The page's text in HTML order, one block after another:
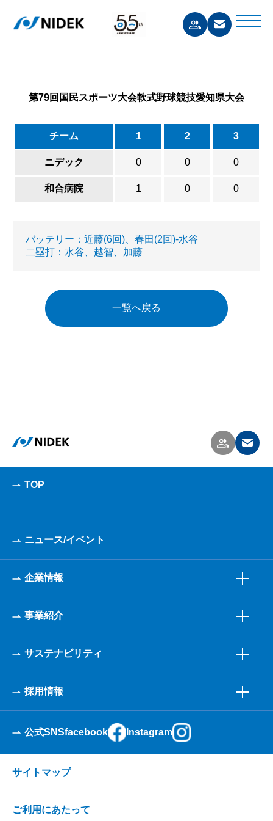
第79回国民スポーツ大会軟式野球競技愛知県大会
チーム 1 2 3
ニデック 0 0 0
和合病院 1 0 0
バッテリー：近藤(6回)、春田(2回)-水谷
二塁打：水谷、越智、加藤
一覧へ戻る
TOP
ニュース/イベント
企業情報
事業紹介
サステナビリティ
採用情報
公式SNSfacebook Instagram
サイトマップ
ご利用にあたって